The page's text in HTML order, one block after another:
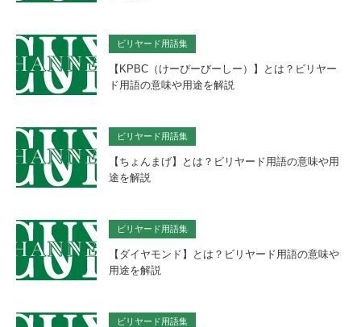
ビリヤード用語集
【KPBC（けーぴーびーしー）】とは？ビリヤー
ド用語の意味や用途を解説
ビリヤード用語集
【ちょんまげ】とは？ビリヤード用語の意味や用
途を解説
ビリヤード用語集
【ダイヤモンド】とは？ビリヤード用語の意味や
用途を解説
ビリヤード用語集